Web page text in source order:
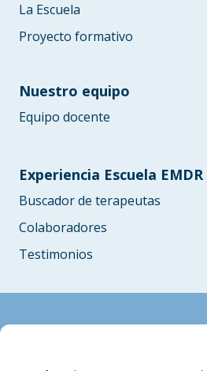
La Escuela
Proyecto formativo
Nuestro equipo
Equipo docente
Experiencia Escuela EMDR
Buscador de terapeutas
Colaboradores
Testimonios